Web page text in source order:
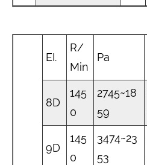
EI.
R/
Min
Pa
8D
145
0
2745~18
59
9D
145
0
3474~23
53